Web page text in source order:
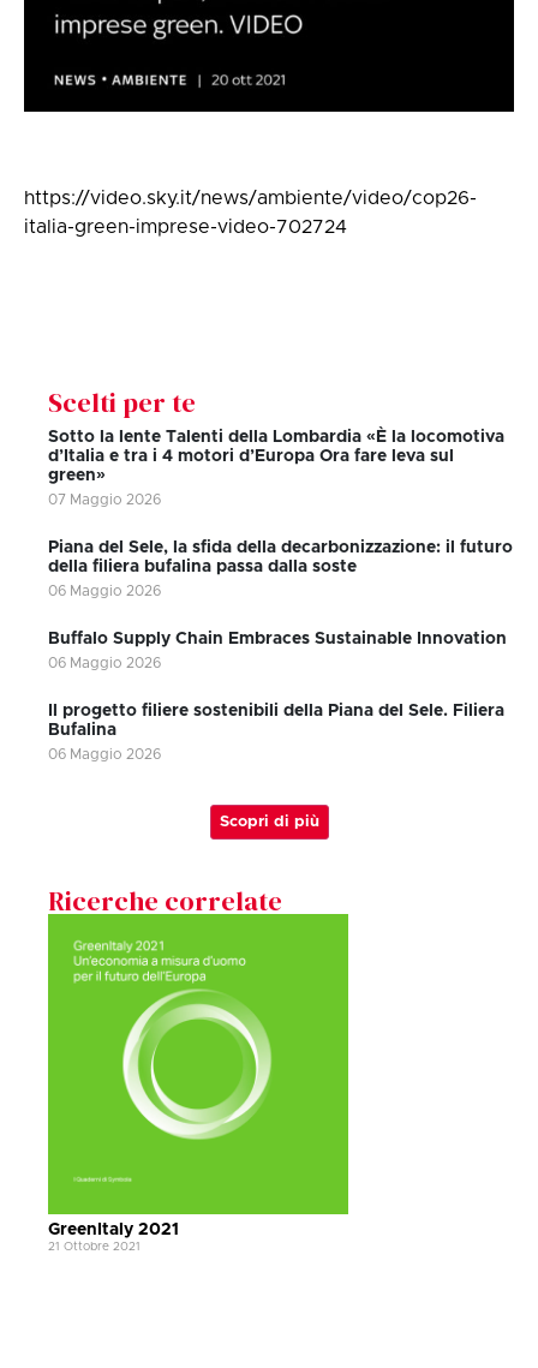
https://video.sky.it/news/ambiente/video/cop26-
italia-green-imprese-video-702724
Scelti per te
Sotto la lente Talenti della Lombardia «È la locomotiva
d’Italia e tra i 4 motori d’Europa Ora fare leva sul
green»
07 Maggio 2026
Piana del Sele, la sfida della decarbonizzazione: il futuro
della filiera bufalina passa dalla soste
06 Maggio 2026
Buffalo Supply Chain Embraces Sustainable Innovation
06 Maggio 2026
Il progetto filiere sostenibili della Piana del Sele. Filiera
Bufalina
06 Maggio 2026
Scopri di più
Ricerche correlate
GreenItaly 2021
21 Ottobre 2021